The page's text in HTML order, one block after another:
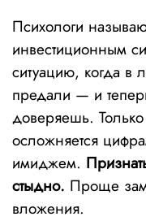
Психологи
инвестиционным
ситуацию, когда в
предали — и
доверяешь.
осложняется
имиджем.
стыдно. Проще
вложения.